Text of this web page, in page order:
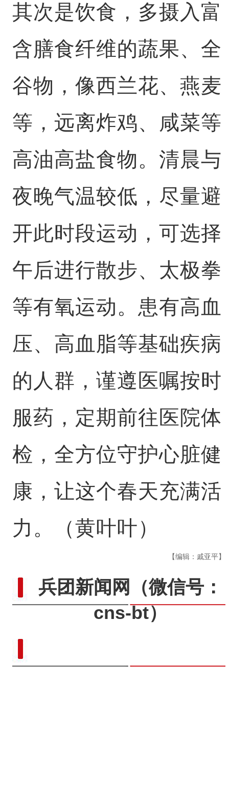
其次是饮食，多摄入富
含膳食纤维的蔬果、全
谷物，像西兰花、燕麦
等，远离炸鸡、咸菜等
高油高盐食物。清晨与
夜晚气温较低，尽量避
开此时段运动，可选择
午后进行散步、太极拳
等有氧运动。患有高血
压、高血脂等基础疾病
的人群，谨遵医嘱按时
服药，定期前往医院体
检，全方位守护心脏健
康，让这个春天充满活
力。（黄叶叶）
【编辑：戚亚平】
兵团新闻网
（微信号：
cns-bt）